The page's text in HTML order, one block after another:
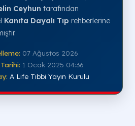
Ceyhun tarafından
Kanıta Dayalı Tıp rehberlerine
07 Ağustos 2026
1 Ocak 2025 04:36
A Life Tıbbi Yayın Kurulu